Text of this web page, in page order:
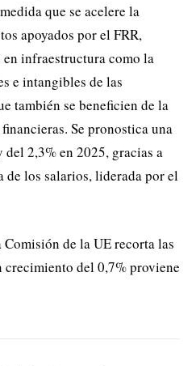
que se acelere la
apoyados por el FRR,
infraestructura como la
e intangibles de las
también se beneficien de la
Se pronostica una
2,3% en 2025, gracias a
de los salarios, liderada por el
de la UE recorta las
crecimiento del 0,7% proviene